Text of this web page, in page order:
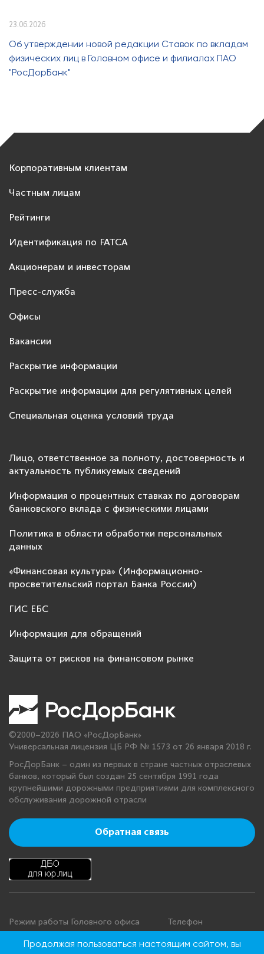
23.06.2026
Об утверждении новой редакции Ставок по вкладам
физических лиц в Головном офисе и филиалах ПАО
"РосДорБанк"
Корпоративным клиентам
Частным лицам
Рейтинги
Идентификация по FATCA
Акционерам и инвесторам
Пресс-служба
Офисы
Вакансии
Раскрытие информации
Раскрытие информации для регулятивных целей
Специальная оценка условий труда
Лицо, ответственное за полноту, достоверность и
актуальность публикуемых сведений
Информация о процентных ставках по договорам
банковского вклада с физическими лицами
Политика в области обработки персональных
данных
«Финансовая культура» (Информационно-
просветительский портал Банка России)
ГИС ЕБС
Информация для обращений
Защита от рисков на финансовом рынке
©2000–2026 ПАО «РосДорБанк»
Универсальная лицензия ЦБ РФ № 1573 от 26 января 2018 г.
РосДорБанк – один из первых в стране частных отраслевых
банков, который был создан 25 сентября 1991 года
крупнейшими дорожными предприятиями для комплексного
обслуживания дорожной отрасли
Обратная связь
Режим работы Головного офиса
Понедельник - четверг: с 9:00 до
Телефон
+7 495 276 00 22
Продолжая пользоваться настоящим сайтом, вы